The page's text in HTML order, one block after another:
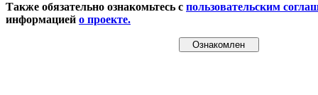
Также обязательно ознакомьтесь с пользовательским
информацией о проекте.
Ознакомлен